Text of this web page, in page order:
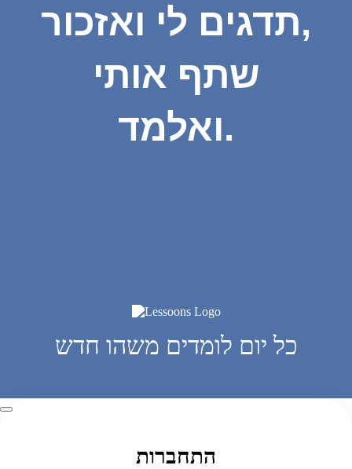
תדגים לי ואזכור,
שתף אותי
ואלמד.
כל יום לומדים משהו חדש
התחברות